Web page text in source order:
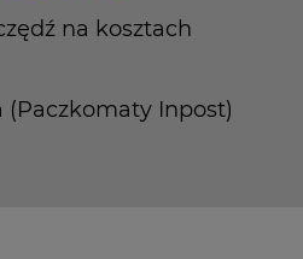
na kosztach
Inpost)